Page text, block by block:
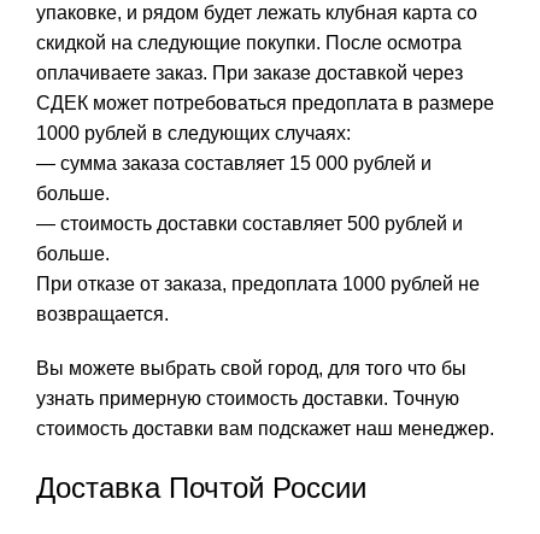
упаковке, и рядом будет лежать клубная карта со
скидкой на следующие покупки. После осмотра
оплачиваете заказ. При заказе доставкой через
СДЕК может потребоваться предоплата в размере
1000 рублей в следующих случаях:
— сумма заказа составляет 15 000 рублей и
больше.
— стоимость доставки составляет 500 рублей и
больше.
При отказе от заказа, предоплата 1000 рублей не
возвращается.
Вы можете выбрать свой город, для того что бы
узнать примерную стоимость доставки. Точную
стоимость доставки вам подскажет наш менеджер.
Доставка Почтой России